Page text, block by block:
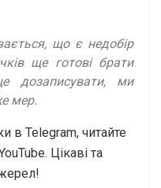
що є недобір
ще готові брати
дозаписувати, ми
мер.
в Telegram, читайте
Цікаві та